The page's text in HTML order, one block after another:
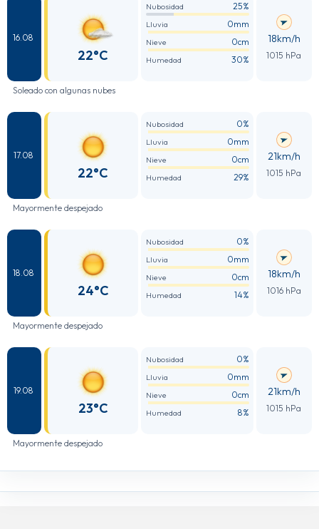
16.08
22°C
Nubosidad 25%
Lluvia 0mm
Nieve 0cm
Humedad 30%
18km/h
1015 hPa
Soleado con algunas nubes
17.08
22°C
Nubosidad 0%
Lluvia 0mm
Nieve 0cm
Humedad 29%
21km/h
1015 hPa
Mayormente despejado
18.08
24°C
Nubosidad 0%
Lluvia 0mm
Nieve 0cm
Humedad 14%
18km/h
1016 hPa
Mayormente despejado
19.08
23°C
Nubosidad 0%
Lluvia 0mm
Nieve 0cm
Humedad 8%
21km/h
1015 hPa
Mayormente despejado